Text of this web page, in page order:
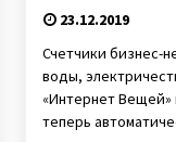
23.12.2019
Счетчики бизнес-
воды,
«Интернет Вещей»
теперь